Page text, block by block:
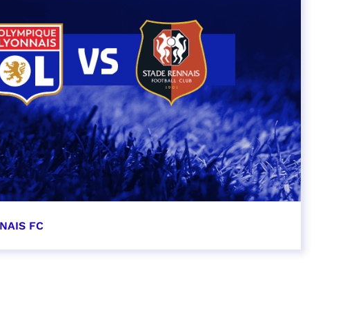
FC